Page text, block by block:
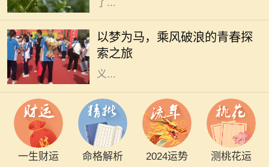
了...
以梦为马，乘风破浪的青春探
索之旅
生活是一场漫长的旅程，每个人都在
自己的旅途中追寻着梦想。无论是平
凡的日常，还是波澜壮阔的冒险，我
们都在用自己的方式诠释着梦想的意
义...
一生财运 命格解析 2024运势 测桃花运